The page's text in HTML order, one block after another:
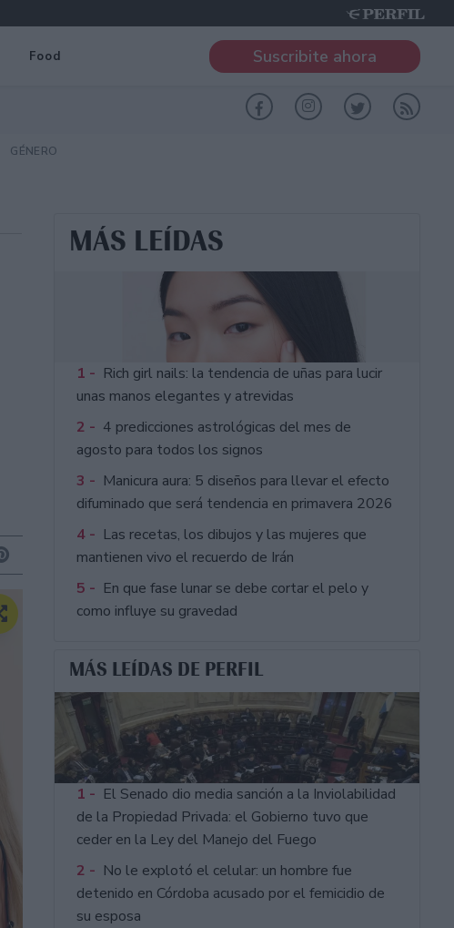
Food Suscribite ahora
GÉNERO
MÁS LEÍDAS
1 - Rich girl nails: la tendencia de uñas para lucir
unas manos elegantes y atrevidas
2 - 4 predicciones astrológicas del mes de
agosto para todos los signos
3 - Manicura aura: 5 diseños para llevar el efecto
difuminado que será tendencia en primavera 2026
4 - Las recetas, los dibujos y las mujeres que
mantienen vivo el recuerdo de Irán
5 - En que fase lunar se debe cortar el pelo y
como influye su gravedad
MÁS LEÍDAS DE PERFIL
1 - El Senado dio media sanción a la Inviolabilidad
de la Propiedad Privada: el Gobierno tuvo que
ceder en la Ley del Manejo del Fuego
2 - No le explotó el celular: un hombre fue
detenido en Córdoba acusado por el femicidio de
su esposa